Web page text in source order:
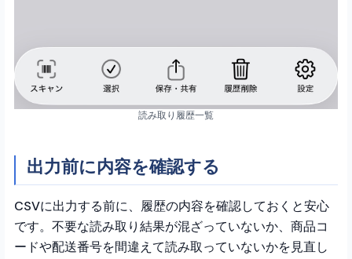
読み取り履歴一覧
出力前に内容を確認する
CSVに出力する前に、履歴の内容を確認しておくと安心
です。不要な読み取り結果が混ざっていないか、商品コ
ードや配送番号を間違えて読み取っていないかを見直し